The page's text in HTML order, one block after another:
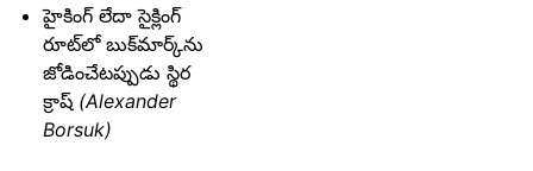
హైకింగ్ లేదా సైక్లింగ్
రూట్‌లో బుక్‌మార్క్‌ను
జోడించేటప్పుడు స్థిర
క్రాష్ (Alexander
Borsuk)